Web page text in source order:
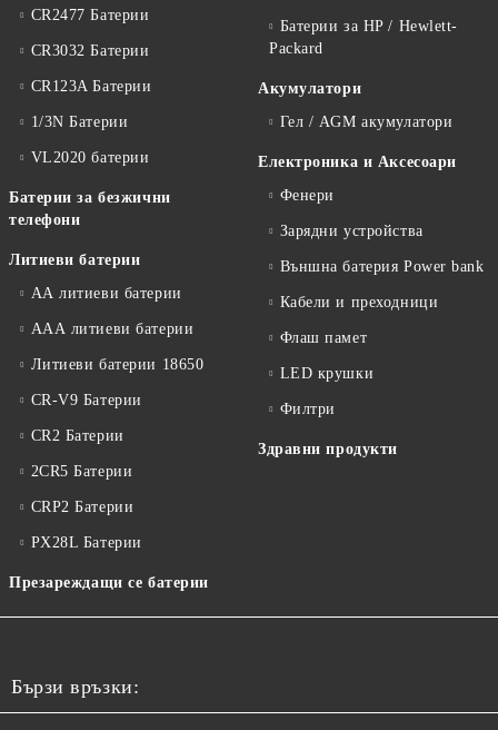
CR2477 Батерии
CR3032 Батерии
CR123A Батерии
1/3N Батерии
VL2020 батерии
Батерии за безжични
телефони
Литиеви батерии
АА литиеви батерии
ААА литиеви батерии
Литиеви батерии 18650
CR-V9 Батерии
CR2 Батерии
2CR5 Батерии
CRP2 Батерии
PX28L Батерии
Презареждащи се батерии
Батерии за HP / Hewlett-
Packard
Акумулатори
Гел / AGM акумулатори
Електроника и Аксесоари
Фенери
Зарядни устройства
Външна батерия Power bank
Кабели и преходници
Флаш памет
LED крушки
Филтри
Здравни продукти
Бързи връзки: